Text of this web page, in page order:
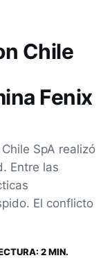
Chile
Fenix
SpA realizó
Entre las
El conflicto
2 MIN.